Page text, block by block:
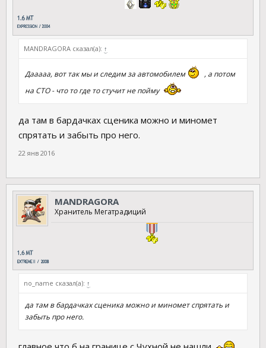
MANDRAGORA сказал(а): ↑
Дааааа, вот так мы и следим за автомобилем
, а потом
на СТО - что то где то стучит не пойму
да там в бардачках сценика можно и миномет
спрятать и забыть про него.
22 янв 2016
MANDRAGORA
Хранитель Мегатрадиций
no_name сказал(а): ↑
да там в бардачках сценика можно и миномет спрятать и
забыть про него.